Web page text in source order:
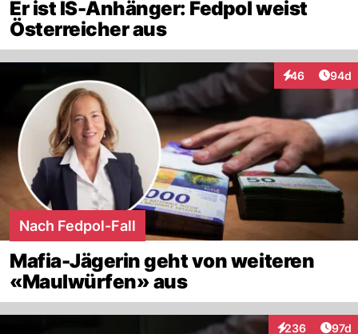
Er ist IS-Anhänger: Fedpol weist
Österreicher aus
46
Interaktionen
94d
Nach Fedpol-Fall
Mafia-Jägerin geht von weiteren
«Maulwürfen» aus
236 97d